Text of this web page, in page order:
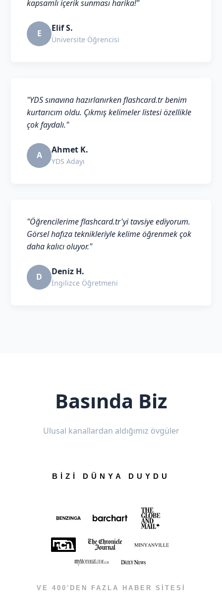
kapsamlı içerik sunması harika!"
E Elif S.
Üniversite Öğrencisi
"YDS sınavına hazırlanırken flashcard.tr benim
kurtarıcım oldu. Çıkmış kelimeler listesi özellikle
çok faydalı."
A Ahmet K.
YDS Adayı
"Öğrencilerime flashcard.tr'yi tavsiye ediyorum.
Görsel hafıza teknikleriyle kelime öğrenmek çok
daha kalıcı oluyor."
D Deniz H.
İngilizce Öğretmeni
Basında Biz
Ulusal kanallardan aldığımız övgüler
BİZİ DÜNYA DUYDU
VE 400'DEN FAZLA HABER SİTESİ